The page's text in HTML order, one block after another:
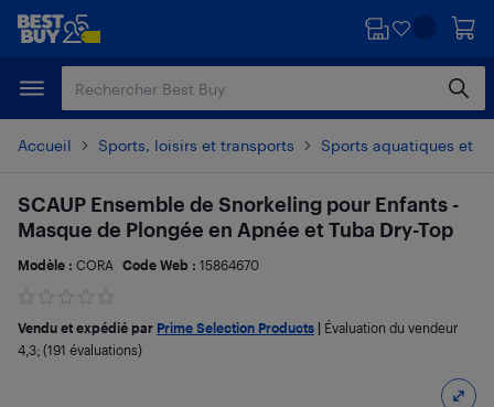
Passer
principal
Passer
Accueil Sports, loisirs et transports Sports aquatiques et
SCAUP Ensemble de Snorkeling pour Enfants -
Masque de Plongée en Apnée et Tuba Dry-Top
Modèle : CORA Code Web : 15864670
Vendu et expédié par Prime Selection Products
Évaluation du vendeur
4,3; (191 évaluations)